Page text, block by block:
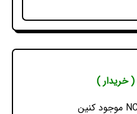
( خریدار )